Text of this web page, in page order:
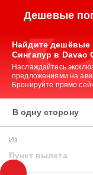
Дешевые
Найдите дешёвые
Сингапур в Davao
Наслаждайтесь
предложениями на
Бронируйте прямо
В одну сторону
Из
Пункт вылета